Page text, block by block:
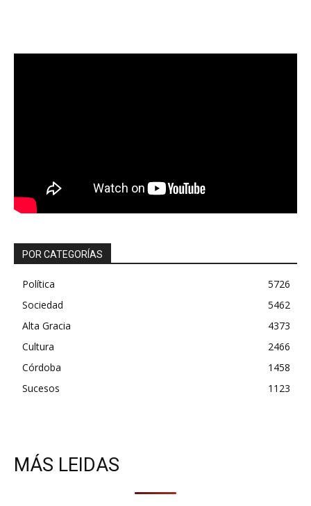
POR CATEGORÍAS
Política
5726
Sociedad
5462
Alta Gracia
4373
Cultura
2466
Córdoba
1458
Sucesos
1123
MÁS LEIDAS